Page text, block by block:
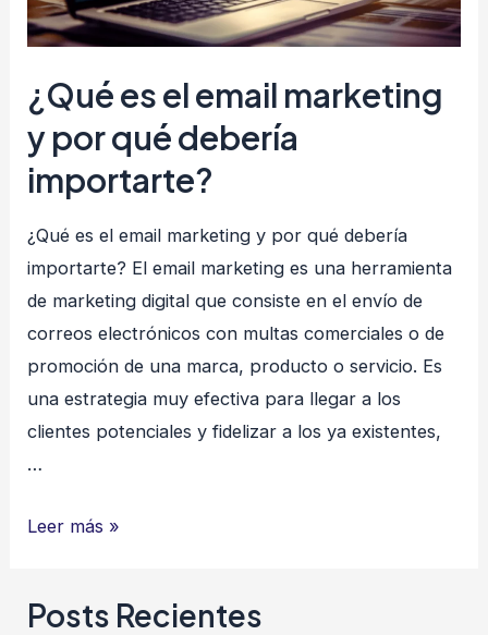
¿Qué es el email marketing
y por qué debería
importarte?
¿Qué es el email marketing y por qué debería
importarte? El email marketing es una herramienta
de marketing digital que consiste en el envío de
correos electrónicos con multas comerciales o de
promoción de una marca, producto o servicio. Es
una estrategia muy efectiva para llegar a los
clientes potenciales y fidelizar a los ya existentes,
…
¿Qué
email
Leer más »
Posts Recientes